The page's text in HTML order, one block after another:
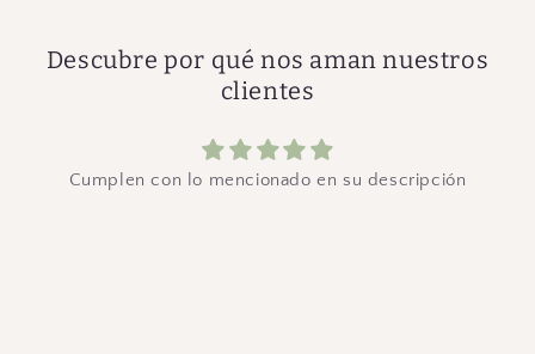
Descubre por qué nos aman nuestros
clientes
Cumplen con lo mencionado en su descripción